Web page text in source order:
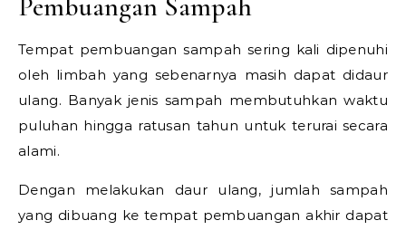
Pembuangan Sampah
Tempat pembuangan sampah sering kali dipenuhi
oleh limbah yang sebenarnya masih dapat didaur
ulang. Banyak jenis sampah membutuhkan waktu
puluhan hingga ratusan tahun untuk terurai secara
alami.
Dengan melakukan daur ulang, jumlah sampah
yang dibuang ke tempat pembuangan akhir dapat